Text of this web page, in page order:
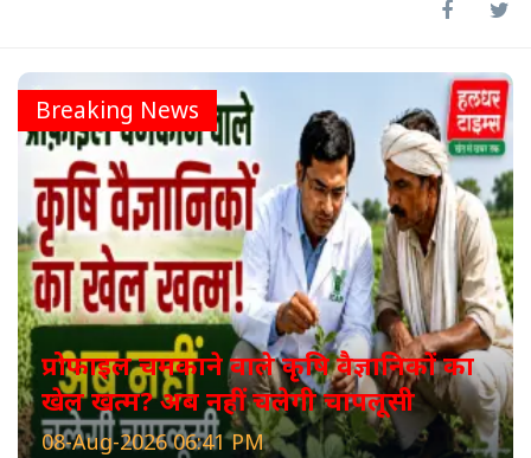
Breaking News
प्रोफाइल चमकाने वाले कृषि वैज्ञानिकों का
खेल खत्म? अब नहीं चलेगी चापलूसी
08-Aug-2026 06:41 PM